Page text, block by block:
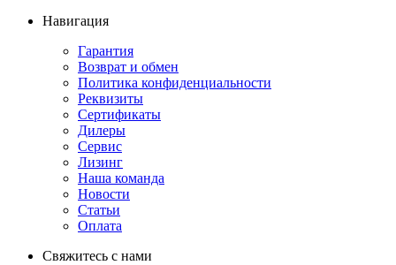
Навигация
Гарантия
Возврат и обмен
Политика конфиденциальности
Реквизиты
Сертификаты
Дилеры
Сервис
Лизинг
Наша команда
Новости
Статьи
Оплата
Свяжитесь с нами